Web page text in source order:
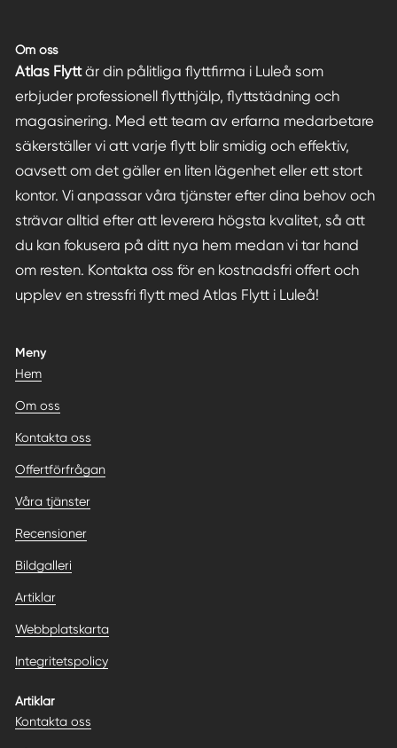
Om oss
Atlas Flyttär din pålitliga flyttfirma i Luleå som
erbjuder professionell flytthjälp, flyttstädning och
magasinering. Med ett team av erfarna medarbetare
säkerställer vi att varje flytt blir smidig och effektiv,
oavsett om det gäller en liten lägenhet eller ett stort
kontor. Vi anpassar våra tjänster efter dina behov och
strävar alltid efter att leverera högsta kvalitet, så att
du kan fokusera på ditt nya hem medan vi tar hand
om resten. Kontakta oss för en kostnadsfri offert och
upplev en stressfri flytt med Atlas Flytt i Luleå!
Meny
Hem
Om oss
Kontakta oss
Offertförfrågan
Våra tjänster
Recensioner
Bildgalleri
Artiklar
Webbplatskarta
Integritetspolicy
Artiklar
Kontakta oss